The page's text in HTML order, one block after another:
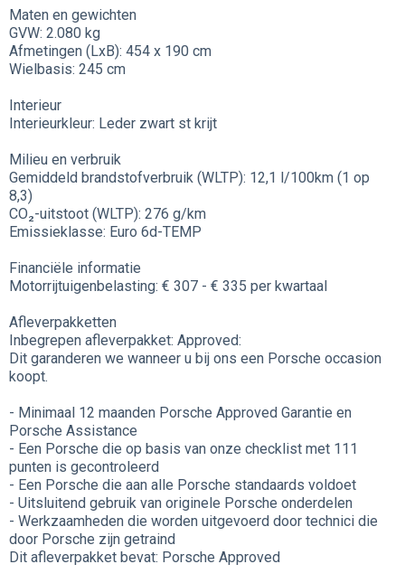
Maten en gewichten
GVW: 2.080 kg
Afmetingen (LxB): 454 x 190 cm
Wielbasis: 245 cm
Interieur
Interieurkleur: Leder zwart st krijt
Milieu en verbruik
Gemiddeld brandstofverbruik (WLTP): 12,1 l/100km (1 op
8,3)
CO₂-uitstoot (WLTP): 276 g/km
Emissieklasse: Euro 6d-TEMP
Financiële informatie
Motorrijtuigenbelasting: € 307 - € 335 per kwartaal
Afleverpakketten
Inbegrepen afleverpakket: Approved:
Dit garanderen we wanneer u bij ons een Porsche occasion
koopt.
- Minimaal 12 maanden Porsche Approved Garantie en
Porsche Assistance
- Een Porsche die op basis van onze checklist met 111
punten is gecontroleerd
- Een Porsche die aan alle Porsche standaards voldoet
- Uitsluitend gebruik van originele Porsche onderdelen
- Werkzaamheden die worden uitgevoerd door technici die
door Porsche zijn getraind
Dit afleverpakket bevat: Porsche Approved